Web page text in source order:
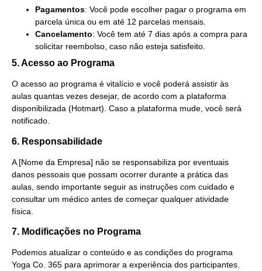
Pagamentos: Você pode escolher pagar o programa em
parcela única ou em até 12 parcelas mensais.
Cancelamento: Você tem até 7 dias após a compra para
solicitar reembolso, caso não esteja satisfeito.
5. Acesso ao Programa
O acesso ao programa é vitalício e você poderá assistir às
aulas quantas vezes desejar, de acordo com a plataforma
disponibilizada (Hotmart). Caso a plataforma mude, você será
notificado.
6. Responsabilidade
A [Nome da Empresa] não se responsabiliza por eventuais
danos pessoais que possam ocorrer durante a prática das
aulas, sendo importante seguir as instruções com cuidado e
consultar um médico antes de começar qualquer atividade
física.
7. Modificações no Programa
Podemos atualizar o conteúdo e as condições do programa
Yoga Co. 365 para aprimorar a experiência dos participantes.